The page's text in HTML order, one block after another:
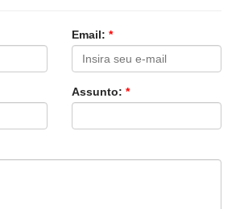
Email: *
Assunto: *